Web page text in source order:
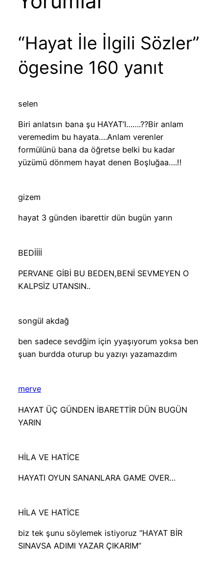
“Hayat İle İlgili Sözler”
ögesine 160 yanıt
selen
Biri anlatsın bana şu HAYAT’I…….??Bir anlam
veremedim bu hayata….Anlam verenler
formülünü bana da öğretse belki bu kadar
yüzümü dönmem hayat denen Boşluğaa….!!
gizem
hayat 3 günden ibarettir dün bugün yarın
BEDİİİİ
PERVANE GİBİ BU BEDEN,BENİ SEVMEYEN O
KALPSİZ UTANSIN..
songül akdağ
ben sadece sevdğim için yyaşıyorum yoksa ben
şuan burdda oturup bu yazıyı yazamazdım
merve
HAYAT ÜÇ GÜNDEN İBARETTİR DÜN BUGÜN
YARIN
HİLA VE HATİCE
HAYATI OYUN SANANLARA GAME OVER…
HİLA VE HATİCE
biz tek şunu söylemek istiyoruz “HAYAT BİR
SINAVSA ADIMI YAZAR ÇIKARIM”